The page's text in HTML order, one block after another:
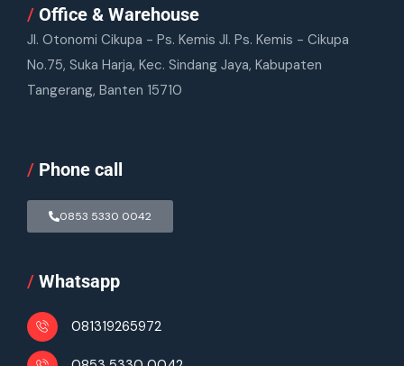
/ Office & Warehouse
Jl. Otonomi Cikupa - Ps. Kemis Jl. Ps. Kemis - Cikupa
No.75, Suka Harja, Kec. Sindang Jaya, Kabupaten
Tangerang, Banten 15710
/ Phone call
0853 5330 0042
/ Whatsapp
081319265972